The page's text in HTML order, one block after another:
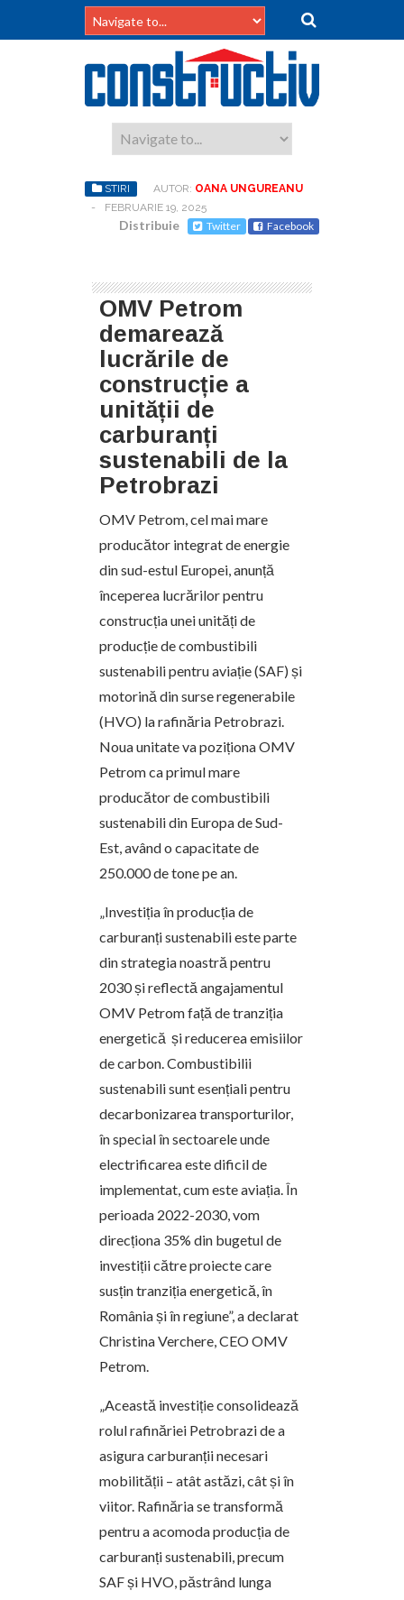
STIRI AUTOR: OANA UNGUREANU
-
FEBRUARIE 19, 2025
Distribuie Twitter Facebook
OMV Petrom
demarează
lucrările de
construcție a
unității de
carburanți
sustenabili de la
Petrobrazi
OMV Petrom, cel mai mare
producător integrat de energie
din sud-estul Europei, anunță
începerea lucrărilor pentru
construcția unei unități de
producție de combustibili
sustenabili pentru aviație (SAF) și
motorină din surse regenerabile
(HVO) la rafinăria Petrobrazi.
Noua unitate va poziționa OMV
Petrom ca primul mare
producător de combustibili
sustenabili din Europa de Sud-
Est, având o capacitate de
250.000 de tone pe an.
„Investiția în producția de
carburanți sustenabili este parte
din strategia noastră pentru
2030 și reflectă angajamentul
OMV Petrom față de tranziția
energetică și reducerea emisiilor
de carbon. Combustibilii
sustenabili sunt esențiali pentru
decarbonizarea transporturilor,
în special în sectoarele unde
electrificarea este dificil de
implementat, cum este aviația. În
perioada 2022-2030, vom
direcționa 35% din bugetul de
investiții către proiecte care
susțin tranziția energetică, în
România și în regiune”,a declarat
Christina Verchere, CEO OMV
Petrom.
„Această investiție consolidează
rolul rafinăriei Petrobrazi de a
asigura carburanții necesari
mobilității – atât astăzi, cât și în
viitor. Rafinăria se transformă
pentru a acomoda producția de
carburanți sustenabili, precum
SAF și HVO, păstrând lunga